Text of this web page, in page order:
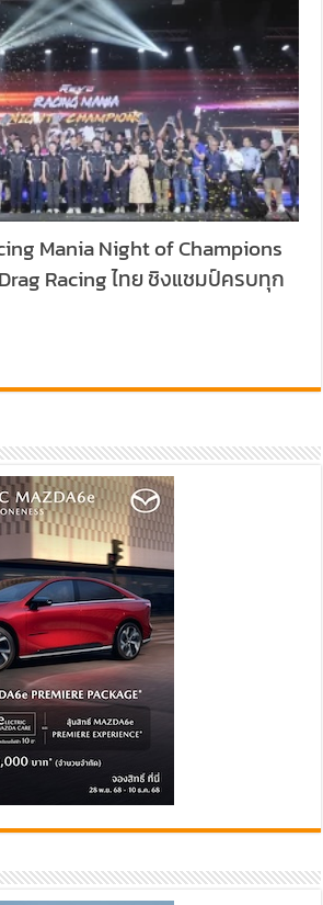
Mania Night of Champions
Racing ไทย ชิงแชมป์ครบทุก